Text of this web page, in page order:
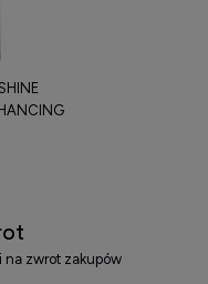
na zwrot zakupów